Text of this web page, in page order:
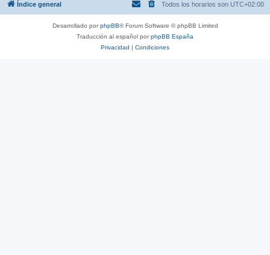
Índice general Todos los horarios son UTC+02:00
Desarrollado porphpBB® Forum Software © phpBB Limited
Traducción al español porphpBB España
Privacidad
Condiciones